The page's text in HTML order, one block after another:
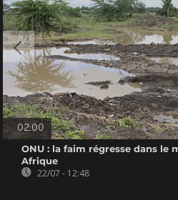
02:00
ONU : la faim régresse dans le
Afrique
22/07 - 12:48